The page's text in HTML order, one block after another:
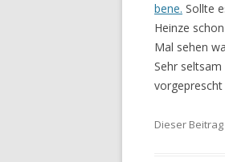
bene. Sollte
Heinze
Mal sehen
Sehr
Dieser